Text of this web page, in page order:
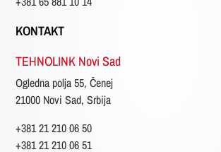
KONTAKT
TEHNOLINK Novi Sad
Ogledna polja 55, Čenej
21000 Novi Sad, Srbija
+381 21 210 06 50
+381 21 210 06 51